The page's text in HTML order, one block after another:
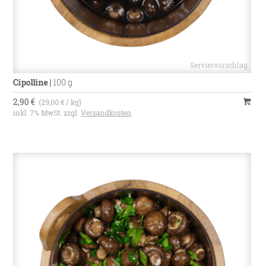
Cipolline |100 g
2,90 € (29,00 € / kg)
inkl. 7% MwSt. zzgl.Versandkosten